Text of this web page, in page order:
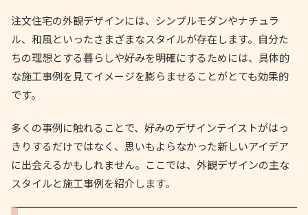
注文住宅の外観デザインには、シンプルモダンやナチュラ
ル、和風といったさまざまなスタイルが存在します。自分た
ちの理想とする暮らしや好みを明確にするためには、具体的
な施工事例を見てイメージを膨らませることがとても効果的
です。
多くの事例に触れることで、好みのデザインテイストがはっ
きりするだけではなく、思いもよらなかった新しいアイデア
に出会えるかもしれません。ここでは、外観デザインの主な
スタイルと施工事例を紹介します。